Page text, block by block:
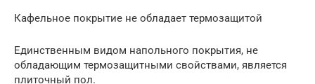
Кафельное покрытие не обладает термозащитой
Единственным видом напольного покрытия, не
обладающим термозащитными свойствами, является
плиточный пол.